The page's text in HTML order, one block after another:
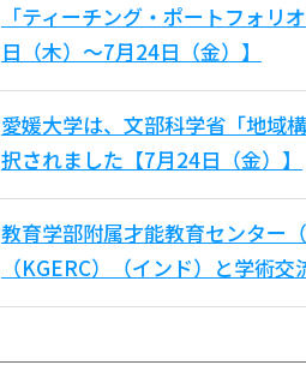
「ティーチング・ポートフォ
日（木）～7月24日（金）】
愛媛大学は、文部科学省「地域
択されました【7月24日（金）】
教育学部附属才能教育センター
（KGERC）（インド）と学術